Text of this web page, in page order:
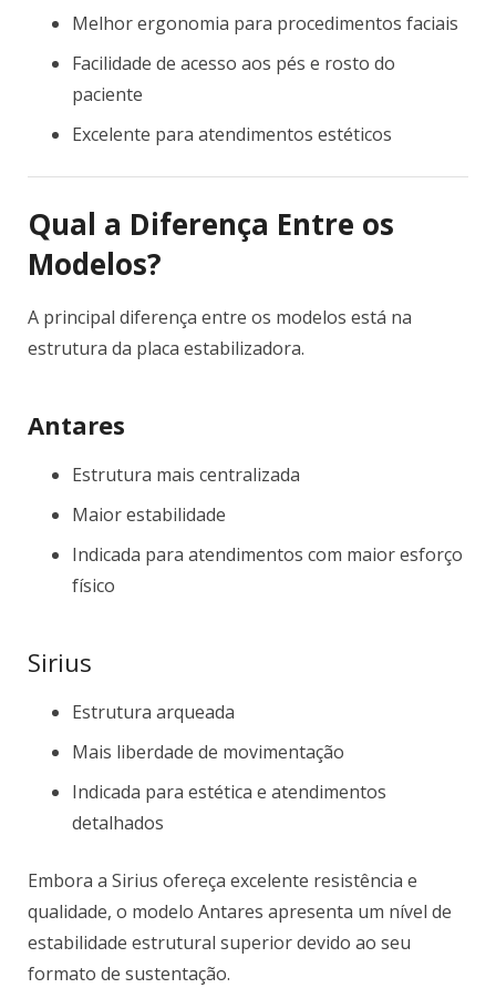
Melhor ergonomia para procedimentos faciais
Facilidade de acesso aos pés e rosto do
paciente
Excelente para atendimentos estéticos
Qual a Diferença Entre os
Modelos?
A principal diferença entre os modelos está na
estrutura da placa estabilizadora.
Antares
Estrutura mais centralizada
Maior estabilidade
Indicada para atendimentos com maior esforço
físico
Sirius
Estrutura arqueada
Mais liberdade de movimentação
Indicada para estética e atendimentos
detalhados
Embora a Sirius ofereça excelente resistência e
qualidade, o modelo Antares apresenta um nível de
estabilidade estrutural superior devido ao seu
formato de sustentação.